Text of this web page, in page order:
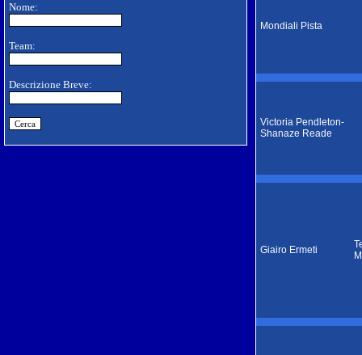
Nome:
Team:
Descrizione Breve:
Mondiali Pista
Victoria Pendleton-
Shanaze Reade
Giairo Ermeti